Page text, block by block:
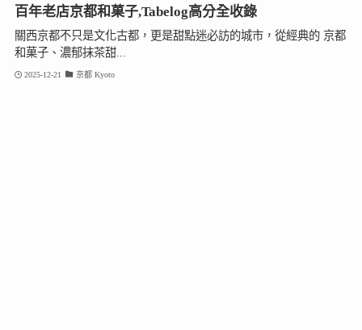
百年老店京都和菓子,Tabelog高分全收錄
關西京都不只是文化古都，更是甜點迷必訪的城市，從經典的 京都
和菓子、濃郁抹茶甜...
2025-12-21 京都 Kyoto